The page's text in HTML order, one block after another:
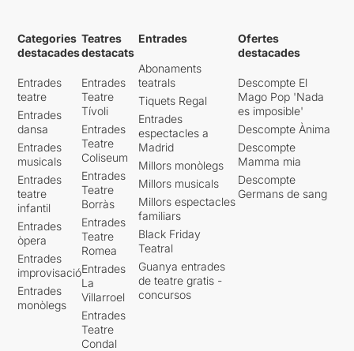
Categories
destacades
Entrades
teatre
Entrades
dansa
Entrades
musicals
Entrades
teatre
infantil
Entrades
òpera
Entrades
improvisació
Entrades
monòlegs
Teatres
destacats
Entrades
Teatre
Tívoli
Entrades
Teatre
Coliseum
Entrades
Teatre
Borràs
Entrades
Teatre
Romea
Entrades
La
Villarroel
Entrades
Teatre
Condal
Entrades
Abonaments
teatrals
Tiquets Regal
Entrades
espectacles a
Madrid
Millors monòlegs
Millors musicals
Millors espectacles
familiars
Black Friday
Teatral
Guanya entrades
de teatre gratis -
concursos
Ofertes
destacades
Descompte El
Mago Pop 'Nada
es imposible'
Descompte Ànima
Descompte
Mamma mia
Descompte
Germans de sang